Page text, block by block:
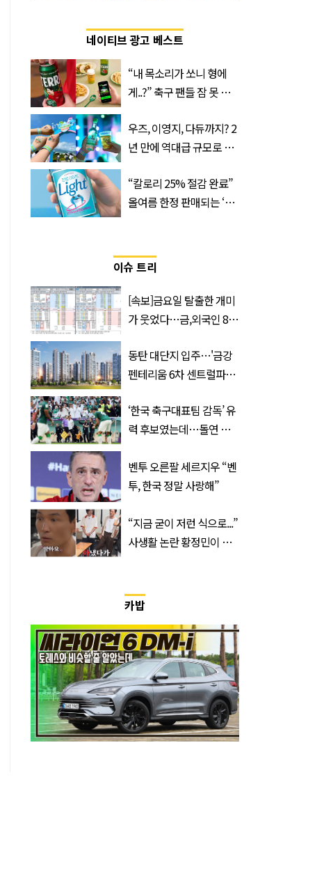
네이티브 광고 베스트
“내 목소리가 쏘니 형에
게..?” 축구 팬들 잠 못 들
트
우즈, 이영지, 다듀까지? 2
년 만에 역대급 규모로 돌
벌’
“칼로리 25% 절감 완료”
올여름 한정 판매되는 ‘최
이슈 트리
[속보]금요일 탈출한 개미
가 웃었다…금,외국인 8조
하이닉스 '와르르'
동탄 대단지 입주…'금강
펜테리움 6차 센트럴파크'
는?
‘한국 축구대표팀 감독’ 유
력 후보였는데…돌연 코
‘거장’
벤투 오른팔 세르지우 “벤
투, 한국 정말 사랑해”
“지금 굳이 저런 식으로...”
사생활 논란 황정민이 곧
카밥